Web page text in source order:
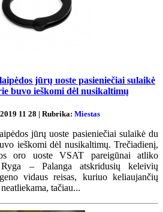
jūrų uoste pasieniečiai sulaikė
buvo ieškomi dėl nusikaltimų
11 28 | Rubrika: Miestas
jūrų uoste pasieniečiai sulaikė du
ieškomi dėl nusikaltimų. Trečiadienį,
oro uoste VSAT pareigūnai atliko
– Palanga atskridusių keleivių
vidaus reisas, kuriuo keliaujančių
tačiau...